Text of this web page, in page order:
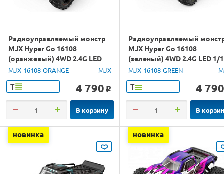
Радиоуправляемый монстр
MJX Hyper Go 16108
(оранжевый) 4WD 2.4G LED
1/16 RTR
MJX-16108-ORANGE MJX
Т 4 790 o
В корзину
Радиоуправляемый
MJX Hyper Go 16108
(зеленый) 4WD 2.4G LED 1/
RTR
MJX-16108-GREEN
Т 4 790
В
новинка новинка